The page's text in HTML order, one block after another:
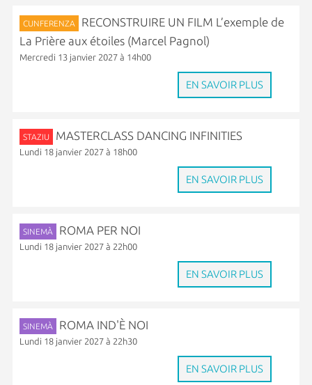
CUNFERENZA
RECONSTRUIRE UN FILM L’exemple de
La Prière aux étoiles (Marcel Pagnol)
Mercredi 13 janvier 2027 à 14h00
EN SAVOIR PLUS
STAZIU MASTERCLASS DANCING INFINITIES
Lundi 18 janvier 2027 à 18h00
EN SAVOIR PLUS
SINEMÀ ROMA PER NOI
Lundi 18 janvier 2027 à 22h00
EN SAVOIR PLUS
SINEMÀ ROMA IND'È NOI
Lundi 18 janvier 2027 à 22h30
EN SAVOIR PLUS